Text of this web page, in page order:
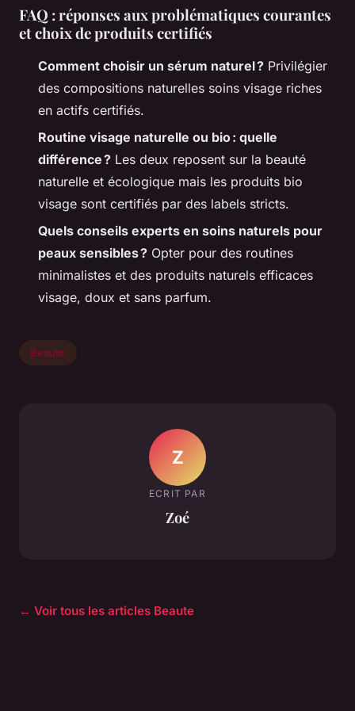
FAQ : réponses aux problématiques courantes
et choix de produits certifiés
Comment choisir un sérum naturel ? Privilégier
des compositions naturelles soins visage riches
en actifs certifiés.
Routine visage naturelle ou bio : quelle
différence ? Les deux reposent sur la beauté
naturelle et écologique mais les produits bio
visage sont certifiés par des labels stricts.
Quels conseils experts en soins naturels pour
peaux sensibles ? Opter pour des routines
minimalistes et des produits naturels efficaces
visage, doux et sans parfum.
Beaute
Z
ECRIT PAR
Zoé
← Voir tous les articles Beaute